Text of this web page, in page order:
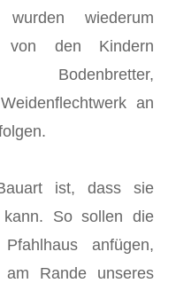
wiederum
von den Kindern
Bodenbretter,
an
ist, dass sie
kann. So sollen die
anfügen,
Rande unseres